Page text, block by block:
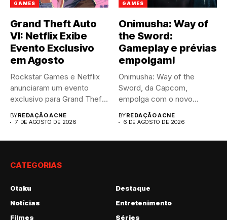
GAMES
Grand Theft Auto
VI: Netflix Exibe
Evento Exclusivo
em Agosto
Rockstar Games e Netflix
anunciaram um evento
exclusivo para Grand Theft
BYREDAÇÃO ACNE
7 DE AGOSTO DE 2026
GAMES
Onimusha: Way of
the Sword:
Gameplay e prévias
empolgam!
Onimusha: Way of the
Sword, da Capcom,
empolga com o novo
BYREDAÇÃO ACNE
6 DE AGOSTO DE 2026
CATEGORIAS
Otaku
Destaque
Notícias
Entretenimento
Filmes
Séries